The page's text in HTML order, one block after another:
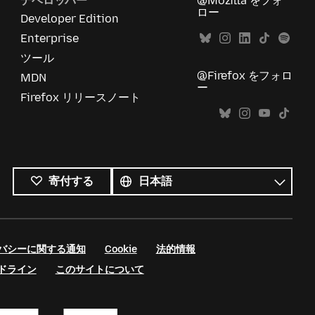
Developer Edition
Enterprise
ツール
MDN
Firefox リリースノート
ロー
@Firefox をフォロ
ー
寄付する
べ
て
の
言
語
シーに関する通知 Cookie
法的情報
ライン
このサイトについて